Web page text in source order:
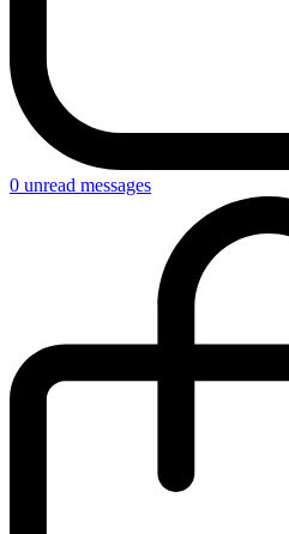
0 unread messages